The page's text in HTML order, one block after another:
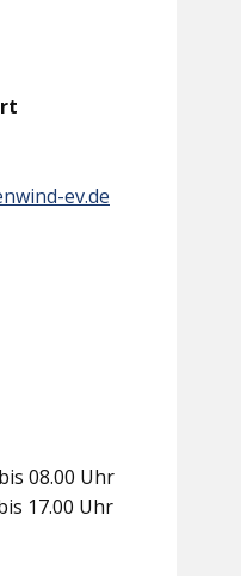
ev.de
08.00 Uhr
17.00 Uhr